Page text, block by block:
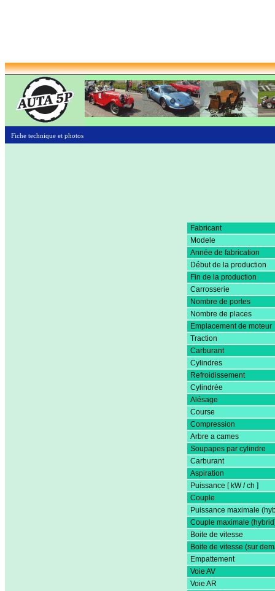
Fiche technique et photos
Fabricant
Modele
Année de fabrication
Début de la production
Fin de la production
Carrosserie
Nombre de portes
Nombre de places
Emplacement de moteur
Traction
Carburant
Cylindres
Refroidissement
Cylindrée
Alésage
Course
Compression
Arbre a cames
Soupapes par cylindre
Carburant
Aspiration
Puissance [ kW / ch ]
Couple
Puissance maximale
Couple maximale
Boite de vitesse
Boite de vitesse (sur
Empattement
Voie AV
Voie AR